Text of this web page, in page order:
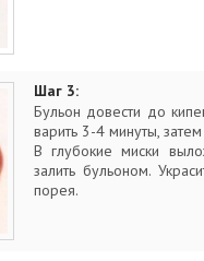
Шаг 3:
Бульон довести до
варить 3-4 минуты,
В глубокие миски
залить бульоном.
порея.